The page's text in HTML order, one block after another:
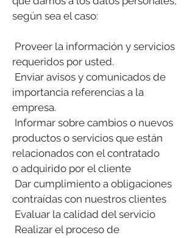
según sea el caso:
​ Proveer la información y servicios
requeridos por usted.
​ Enviar avisos y comunicados de
importancia referencias a la
empresa.
​ Informar sobre cambios o nuevos
productos o servicios que están
relacionados con el contratado
o adquirido por el cliente
​ Dar cumplimiento a obligaciones
contraídas con nuestros clientes
​ Evaluar la calidad del servicio
​ Realizar el proceso de